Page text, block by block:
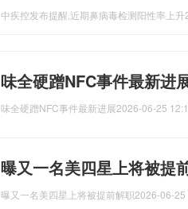
中疾控发布提醒,近期鼻病毒检测阳性率上升
味全硬蹭NFC事件最新进
味全硬蹭NFC事件最新进展2026-06-25
曝又一名美四星上将被提
曝又一名美四星上将被提前解职2026-06-25